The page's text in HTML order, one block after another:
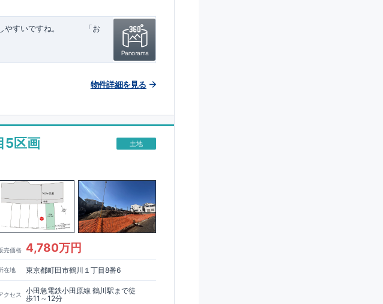
やすいですね。
「お
にヒノキを使用しておりま
をして、長く大切に使う」
物件だけが認定を受けられ
の技術基準をクリアする必要
持管理性④住戸面積⑤省エネ
、中古市場での売却時にも有
設計」と「建設」のダブルで
評価委員が建設中に 3回、竣
持管理への配慮、温熱環
最高等級取得！ ■耐震等級
を取得。建築基準法に定め
｣という基準から、さらに
物件詳細を見る
5区画 土地
売価格 4,780万円
在地 東京都町田市鶴川１丁目8番6
クセス
小田急電鉄小田原線 鶴川駅まで徒
歩11～12分